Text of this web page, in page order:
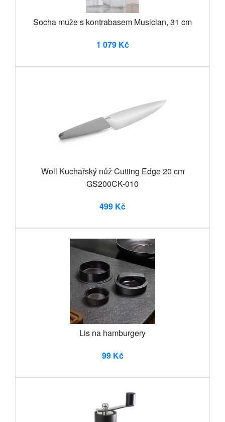
Socha muže s kontrabasem Musician, 31 cm
1 079 Kč
Woll Kuchařský nůž Cutting Edge 20 cm
GS200CK-010
499 Kč
Lis na hamburgery
99 Kč